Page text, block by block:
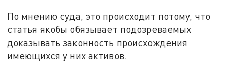
По мнению суда, это происходит потому, что
статья якобы обязывает подозреваемых
доказывать законность происхождения
имеющихся у них активов.